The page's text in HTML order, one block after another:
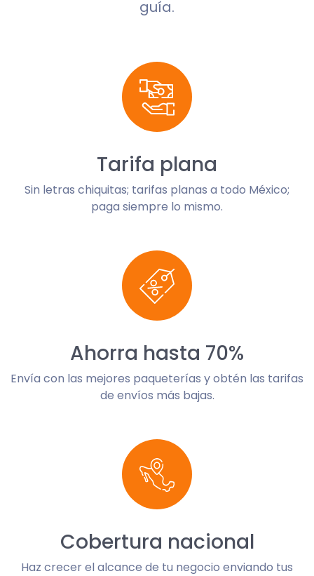
guía.
Tarifa plana
Sin letras chiquitas; tarifas planas a todo México;
paga siempre lo mismo.
Ahorra hasta 70%
Envía con las mejores paqueterías y obtén las tarifas
de envíos más bajas.
Cobertura nacional
Haz crecer el alcance de tu negocio enviando tus